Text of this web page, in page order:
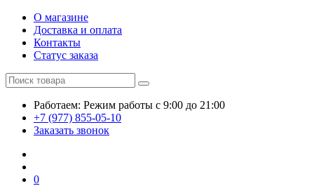
О магазине
Доставка и оплата
Контакты
Статус заказа
Работаем: Режим работы с 9:00 до 21:00
+7 (977) 855-05-10
Заказать звонок
0